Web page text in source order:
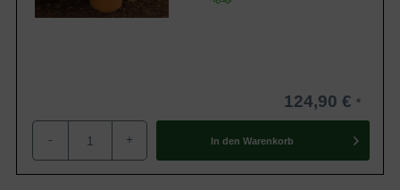
124,90 €
- + In den Warenkorb